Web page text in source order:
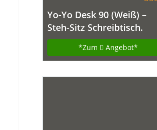
Yo-Yo Desk 90 (Weiß) –
Steh-Sitz Schreibtisch.
Höhenverstellbarer Tisch
(90cm breit)
*Zum Angebot*